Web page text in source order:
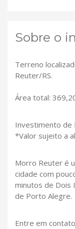
Sobre o
Terreno
Reuter/RS.
Área total:
Investimento de
*Valor sujeito a
Morro Reuter é
cidade com
minutos de Dois
de Porto Alegre.
Entre em